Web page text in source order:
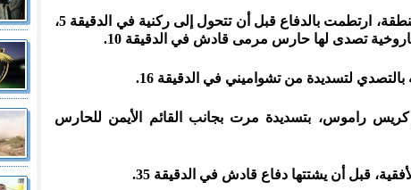
وصوب كريم بنزيما كرة من داخل المنطقة، ارتطمت بالدفاع قبل أن تتحول إلى ركنية في الدقيقة 5،
تصدى لها حارس مرمى قادش في الدقيقة 10.
لتسديدة من تشواميني في الدقيقة 16.
راموس، بتسديدة مرت بجانب القائم الأيمن للحارس
قبل أن يشتتها دفاع قادش في الدقيقة 35.